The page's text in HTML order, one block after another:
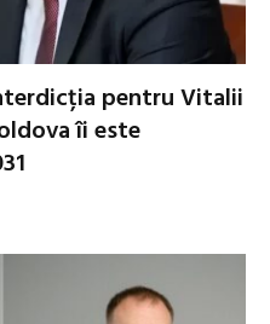
pentru Vitalii
îi este